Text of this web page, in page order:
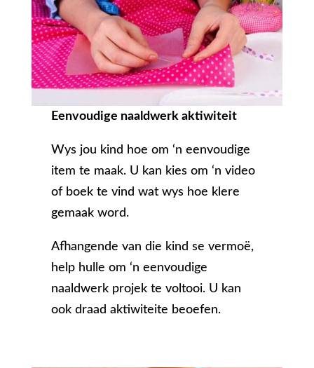
Eenvoudige naaldwerk aktiwiteit
Wys jou kind hoe om ‘n eenvoudige
item te maak. U kan kies om ‘n video
of boek te vind wat wys hoe klere
gemaak word.
Afhangende van die kind se vermoë,
help hulle om ‘n eenvoudige
naaldwerk projek te voltooi. U kan
ook draad aktiwiteite beoefen.